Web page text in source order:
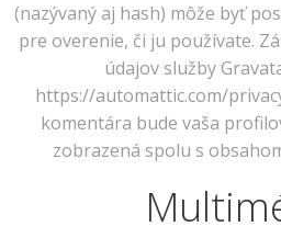
(nazývaný aj hash) môže byť
pre overenie, či ju používate.
údajov služby
https://automattic.com/
komentára bude vaša
zobrazená spolu s